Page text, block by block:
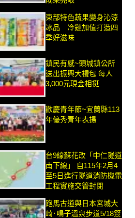
東部特色蔬果變身沁涼
冰品 冷鏈加值打造四
季好滋味
鎮民有感~頭城鎮公所
送出振興大禮包 每人
3,000元現金相挺
歡慶青年節~宜蘭縣113
年優秀青年表揚
台9線蘇花改「中仁隧道
南下線」 自115年2月4
至5日進行隧道消防機電
工程實施交管封閉
跑馬古道與日本宮城大
崎･鳴子溫泉步道5/18簽